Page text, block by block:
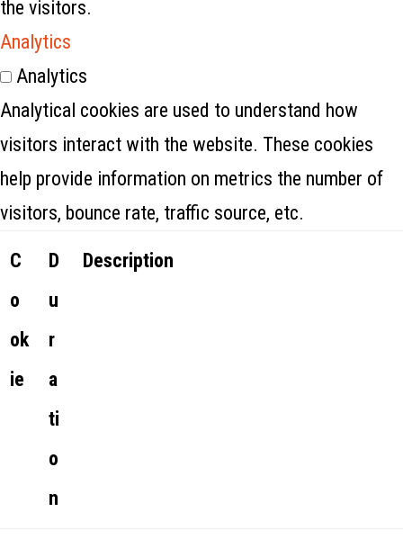
the visitors.
Analytics
Analytics
Analytical cookies are used to understand how
visitors interact with the website. These cookies
help provide information on metrics the number of
visitors, bounce rate, traffic source, etc.
C
o
ok
ie
D
u
r
a
ti
o
n
Description